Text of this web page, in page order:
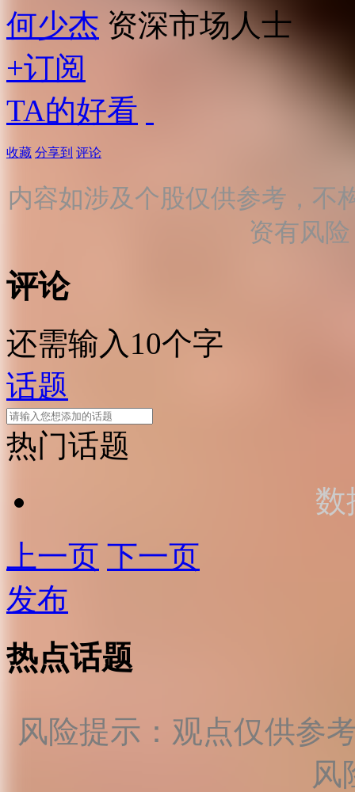
何少杰 资深市场人士
+订阅
TA的好看
收藏 分享到 评论
内容如涉及个股仅供参考，不
资有风
评论
还需输入10个字
话题
热门话题
数
上一页 下一页
发布
热点话题
风险提示：观点仅供参
风